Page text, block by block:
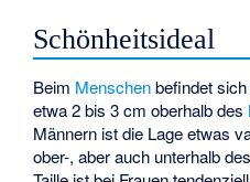
Schönheitsideal
Beim Menschenbefindet sich
etwa 2 bis 3 cm oberhalb des
Männern ist die Lage etwas
ober-, aber auch unterhalb